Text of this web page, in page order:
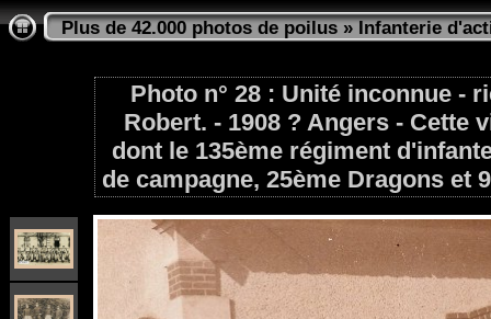
Plus de 42.000 photos de poilus»Infanterie
Photo n° 28 : Unité inconnue -
Robert. - 1908 ? Angers -
dont le 135ème régiment
de campagne, 25ème Dragons et